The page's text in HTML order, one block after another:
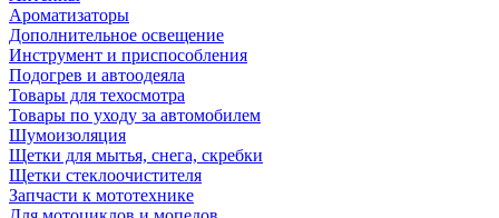
Ароматизаторы
Дополнительное освещение
Инструмент и приспособления
Подогрев и автоодеяла
Товары для техосмотра
Товары по уходу за автомобилем
Шумоизоляция
Щетки для мытья, снега, скребки
Щетки стеклоочистителя
Запчасти к мототехнике